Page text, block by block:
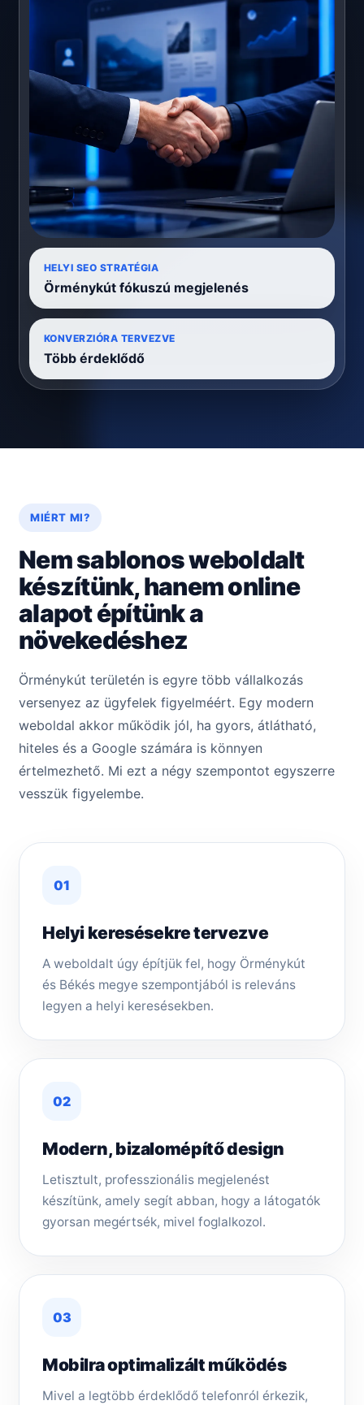
HELYI SEO STRATÉGIA
Örménykút fókuszú megjelenés
KONVERZIÓRA TERVEZVE
Több érdeklődő
MIÉRT MI?
Nem sablonos weboldalt
készítünk, hanem online
alapot építünk a
növekedéshez
Örménykút területén is egyre több vállalkozás
versenyez az ügyfelek figyelméért. Egy modern
weboldal akkor működik jól, ha gyors, átlátható,
hiteles és a Google számára is könnyen
értelmezhető. Mi ezt a négy szempontot egyszerre
vesszük figyelembe.
01
Helyi keresésekre tervezve
A weboldalt úgy építjük fel, hogy Örménykút
és Békés megye szempontjából is releváns
legyen a helyi keresésekben.
02
Modern, bizalomépítő design
Letisztult, professzionális megjelenést
készítünk, amely segít abban, hogy a látogatók
gyorsan megértsék, mivel foglalkozol.
03
Mobilra optimalizált működés
Mivel a legtöbb érdeklődő telefonról érkezik,